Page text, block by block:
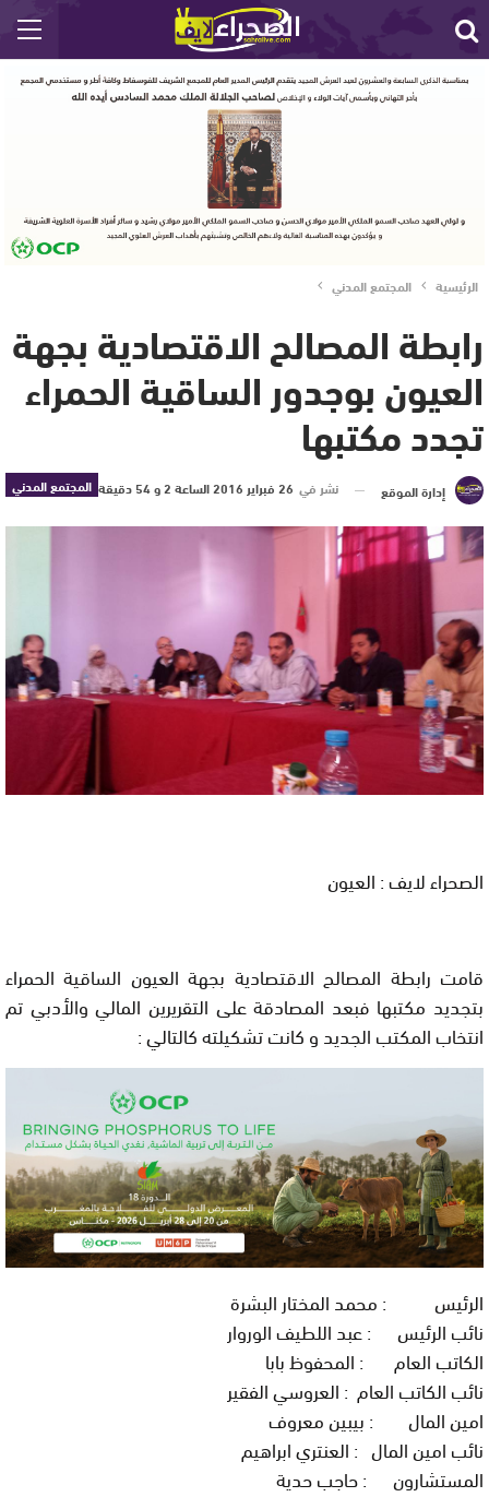
الرئيسية المجتمع المدني
رابطة المصالح الاقتصادية بجهة
العيون بوجدور الساقية الحمراء
تجدد مكتبها
المجتمع المدني إدارة الموقع نشر في 26 فبراير 2016 الساعة 2 و 54 دقيقة
الصحراء لايف : العيون
قامت رابطة المصالح الاقتصادية بجهة العيون الساقية الحمراء
بتجديد مكتبها فبعد المصادقة علی التقريرين المالي والأدبي تم
انتخاب المكتب الجديد و كانت تشكيلته كالتالي :
الرئيس : محمد المختار البشرة
نائب الرئيس : عبد اللطيف الوروار
الكاتب العام : المحفوظ بابا
نائب الكاتب العام : العروسي الفقير
امين المال : بيبين معروف
نائب امين المال : العنتري ابراهيم
المستشارون : حاجب حدية